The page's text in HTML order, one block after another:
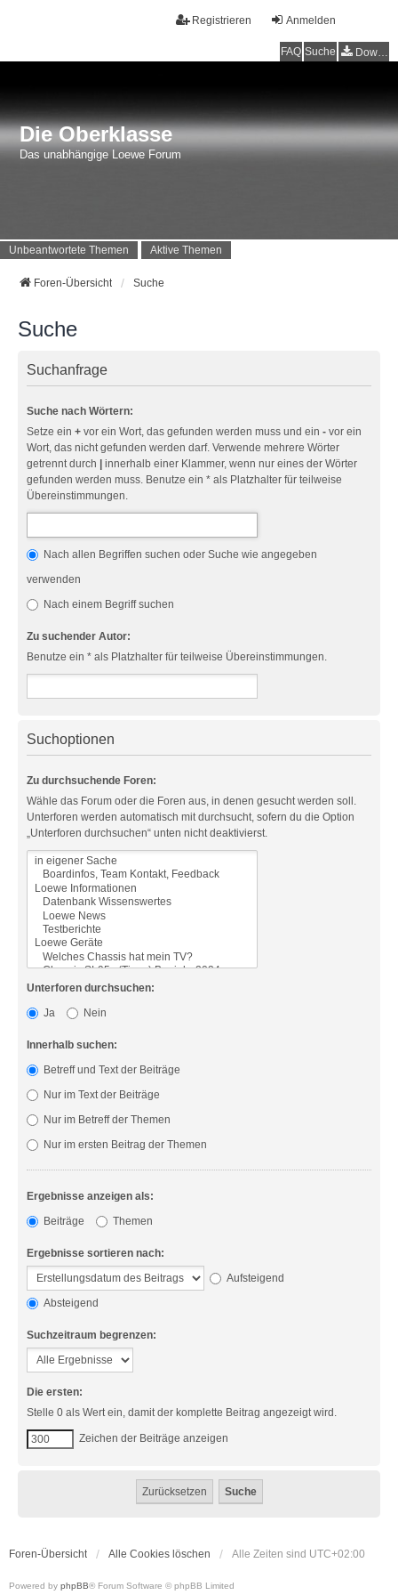
Anmelden
Registrieren
FAQ Suche Downloads
Die Oberklasse
Das unabhängige Loewe Forum
Unbeantwortete Themen Aktive Themen
Foren-Übersicht Suche
Suche
Suchanfrage
Suche nach Wörtern:
Setze ein + vor ein Wort, das gefunden werden muss und ein - vor ein
Wort, das nicht gefunden werden darf. Verwende mehrere Wörter
getrennt durch
innerhalb einer Klammer, wenn nur eines der Wörter
gefunden werden muss. Benutze ein * als Platzhalter für teilweise
Übereinstimmungen.
Nach allen Begriffen suchen oder Suche wie angegeben
verwenden
Nach einem Begriff suchen
Zu suchender Autor:
Benutze ein * als Platzhalter für teilweise Übereinstimmungen.
Suchoptionen
Zu durchsuchende Foren:
Wähle das Forum oder die Foren aus, in denen gesucht werden soll.
Unterforen werden automatisch mit durchsucht, sofern du die Option
„Unterforen durchsuchen“ unten nicht deaktivierst.
Unterforen durchsuchen:
Ja
Nein
Innerhalb suchen:
Betreff und Text der Beiträge
Nur im Text der Beiträge
Nur im Betreff der Themen
Nur im ersten Beitrag der Themen
Ergebnisse anzeigen als:
Beiträge
Themen
Ergebnisse sortieren nach:
Aufsteigend
Absteigend
Suchzeitraum begrenzen:
Die ersten:
Stelle 0 als Wert ein, damit der komplette Beitrag angezeigt wird.
Zeichen der Beiträge anzeigen
Foren-Übersicht Alle Cookies löschen Alle Zeiten sind UTC+02:00
Powered by phpBB® Forum Software © phpBB Limited